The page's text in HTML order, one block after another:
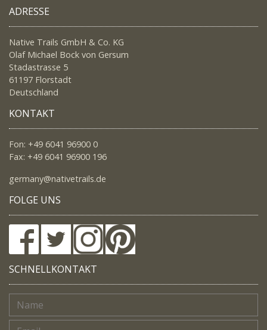
ADRESSE
Native Trails GmbH & Co. KG
Olaf Michael Bock von Gersum
Stadastrasse 5
61197 Florstadt
Deutschland
KONTAKT
Fon: +49 6041 96900 0
Fax: +49 6041 96900 196
germany@nativetrails.de
FOLGE UNS
SCHNELLKONTAKT